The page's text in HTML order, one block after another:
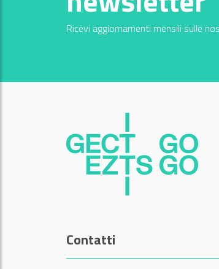
Ricevi aggiornamenti mensili sulle
Contatti